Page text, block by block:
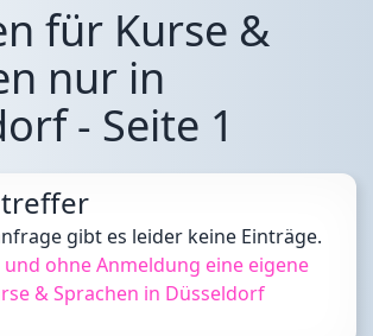
für Kurse &
nur in
- Seite 1
gibt es leider keine Einträge.
ohne Anmeldung eine eigene
& Sprachen in Düsseldorf